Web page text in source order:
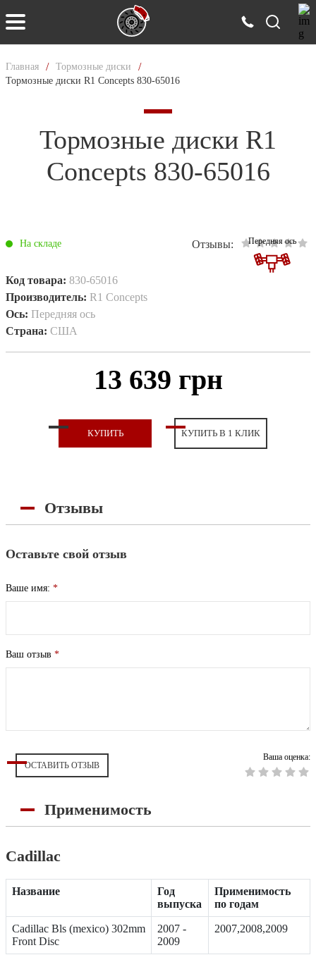
Главная / Тормозные диски /
Тормозные диски R1 Concepts 830-65016
Тормозные диски R1
Concepts 830-65016
Передняя ось
На складе Отзывы:
Код товара: 830-65016
Производитель: R1 Concepts
Ось: Передняя ось
Страна: США
13 639 грн
КУПИТЬ КУПИТЬ В 1 КЛИК
Отзывы
Оставьте свой отзыв
Ваше имя: *
Ваш отзыв *
ОСТАВИТЬ ОТЗЫВ
Ваша оценка:
Применимость
Cadillac
Название
Год
выпуска
Применимость
по годам
Cadillac Bls (mexico) 302mm
Front Disc
2007 -
2009
2007,2008,2009